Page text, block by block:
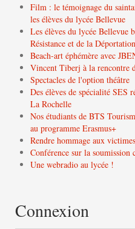
Film : le témoignage du
les élèves du lycée Bellevue
Les élèves du lycée Bellevue
Résistance et de la Déportation
Beach-art éphémère avec
Vincent Tiberj à la rencontre
Spectacles de l'option théâtre
Des élèves de spécialité SES
La Rochelle
Nos étudiants de BTS
au programme Erasmus+
Rendre hommage aux
Conférence sur la soumission
Une webradio au lycée !
Connexion